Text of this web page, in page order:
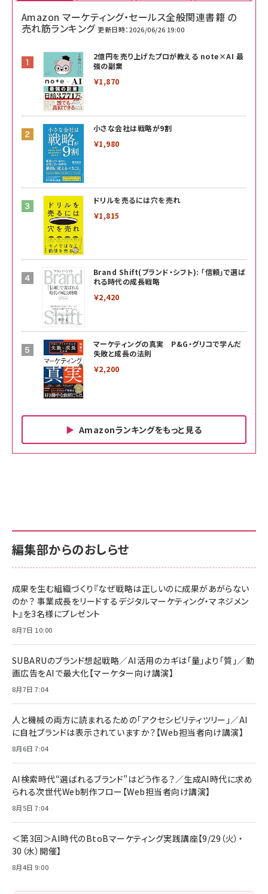
Amazon マーケティング・セールス全般関連書籍 の
売れ筋ランキング 更新日時：2026/06/26 19:00
2億円を売り上げたプロが教える note×AI 最
強の副業
￥1,870
小さな会社は戦略が9割
￥1,980
ドリルを売るには穴を売れ
￥1,815
Brand Shift(ブランド・シフト): 「信頼」で選ば
れる時代の成長戦略
￥2,420
マーケティングの真実 P&G・グリコで学んだ
失敗と成長の法則
￥2,200
Amazonランキングをもっと見る
￥880
anan(アンアン)2026/06/24号 No.2500増刊
スペシャルエディション[王道エンタメの矜持／
￥1,100
anan(アンアン)2026/07/08号 No.2502[2026
￥880
ママ投資家が育休中に１億貯めた株式投資
組織の成果を最大化する ルールのデザイン
￥1,980
Amazonランキングをもっと見る
サポート正規品 メーカー保証5年 KLMEA128G
NIMASO ガラスフィルム iPhone 17 用 保護フィ
すい ガイド枠付き いPhone17 (6.3インチ) 対応
2枚セット DSP25F1698
￥1,599
￥6,980
全ワイヤレスイヤホン/アクティブノイズキャンセリ
技術基準適合】ブラック
￥5,990
ケーブル Anker絡まないケーブル 240W 結束バン
ド付き USB PD対応 シリコン素材採用 iPhone
17 / 16 / 15 / Galaxy iPad Pro MacBook
Pro/Air 各種対応 (1.8m ミッドナイトブラック)
￥1,890
サポート正規品 メーカー保証5年 KLMEA128G
Amazon eギフトカード - Amazonロゴ - クラ
￥5,000
Anker PowerLine III Flow USB-C & USB-C
Pro/Air 各種対応 (1.8m ミッドナイトブラック)
￥1,890
サッポロ 生ビール 黒ラベル 350ml 缶 24本 ビー
ル ケース買い【6/30応募〆切! 黒ラベルビヤセラー
￥4,857
編集部からのおしらせ
成果を生む組織づくり『なぜ戦略は正しいのに成果があがらない
のか？ 事業成長をリードするデジタルマーケティング・マネジメン
ト』を3名様にプレゼント
8月7日 10:00
SUBARUのブランド想起戦略／AI活用のカギは「量」より「質」／動
画広告をAIで最大化【マーケター向け講演】
8月7日 7:04
人と機械の両方に読まれるための「アクセシビリティツリー」／AI
に自社ブランドは表示されていますか？【Web担当者向け講演】
8月6日 7:04
AI検索時代“選ばれるブランド”はどう作る？／生成AI時代に求め
られる次世代Web制作フロー【Web担当者向け講演】
8月5日 7:04
＜第3回＞AI時代のBtoBマーケティング実践講座【9/29（火）・
30（水）開催】
8月4日 9:00